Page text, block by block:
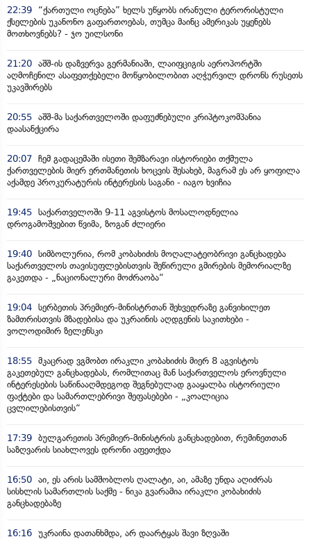
22:39
“ქართული ოცნება” ხელს უწყობს ირანული ტერორისტული
ქსელების უკანონო გაფართოებას, თუმცა მაინც ამერიკას უყენებს
მოთხოვნებს? - ჯო უილსონი
21:20 აშშ-ის დაზვერვა გერმანიაში, ლაიფციგის აეროპორტში
აღმოჩენილ ასაფეთქებელი მოწყობილობით აღჭურვილ დრონს რუსეთს
უკავშირებს
20:55 აშშ-მა საქართველოში დაფუძნებული კრიპტოკომპანია
დაასანქცირა
20:07 ჩემ გადაცემაში ისეთი შემზარავი ისტორიები თქმულა
ქართველების მიერ ერთმანეთის ხოცვის შესახებ, მაგრამ ეს არ ყოფილა
აქამდე პროკურატურის ინტერესის საგანი - იაგო ხვიჩია
19:45 საქართველოში 9-11 აგვისტოს მოსალოდნელია
დროგამოშვებით წვიმა, ზოგან ძლიერი
19:40 სიმბოლურია, რომ კობახიძის მოღალატეობრივი განცხადება
საქართველოს თავისუფლებისთვის შეწირული გმირების მემორიალზე
გაკეთდა - „ნაციონალური მოძრაობა“
19:04 სერბეთის პრემიერ-მინისტრთან შეხვედრაზე განვიხილეთ
ზამთრისთვის მზადებისა და უკრაინის აღდგენის საკითხები -
ვოლოდიმირ ზელენსკი
18:55 მკაცრად ვგმობთ ირაკლი კობახიძის მიერ 8 აგვისტოს
გაკეთებულ განცხადებას, რომლითაც მან საქართველოს ეროვნული
ინტერესების საწინააღმდეგოდ შეგნებულად გააყალბა ისტორიული
ფაქტები და სამართლებრივი შეფასებები - „კოალიცია
ცვლილებისთვის“
17:39 ბულგარეთის პრემიერ-მინისტრის განცხადებით, რუმინეთთან
საზღვარის სიახლოვეს დრონი აფეთქდა
16:50 აი, ეს არის სამშობლოს ღალატი, აი, ამაზე უნდა აღიძრას
სისხლის სამართლის საქმე - ნიკა გვარამია ირაკლი კობახიძის
განცხადებაზე
16:16 უკრაინა დათანხმდა, არ დაარტყას შავი ზღვაში